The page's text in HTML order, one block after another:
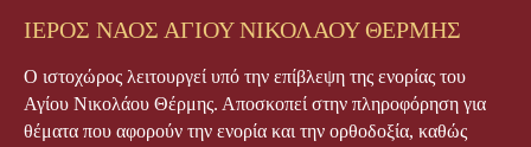
ΙΕΡΟΣ ΝΑΟΣ ΑΓΙΟΥ ΝΙΚΟΛΑΟΥ ΘΕΡΜΗΣ
Ο ιστοχώρος λειτουργεί υπό την επίβλεψη της ενορίας του
Αγίου Νικολάου Θέρμης. Αποσκοπεί στην πληροφόρηση για
θέματα που αφορούν την ενορία και την ορθοδοξία, καθώς